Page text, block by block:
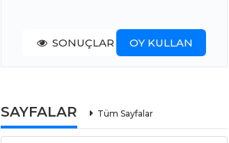
SONUÇLAR OY KULLAN
SAYFALAR Tüm Sayfalar